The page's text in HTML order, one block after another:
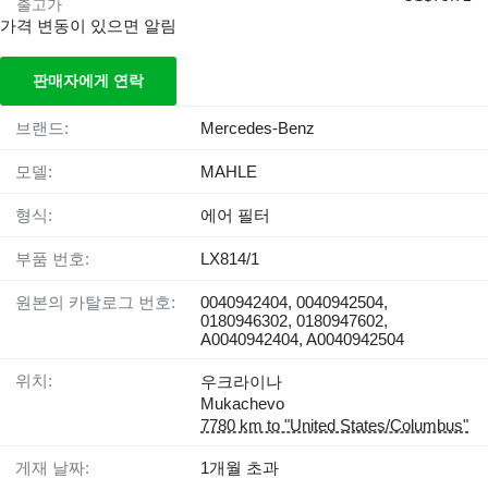
출고가
가격 변동이 있으면 알림
판매자에게 연락
브랜드: Mercedes-Benz
모델: MAHLE
형식: 에어 필터
부품 번호: LX814/1
원본의 카탈로그 번호:
0040942404, 0040942504,
0180946302, 0180947602,
A0040942404, A0040942504
위치:
우크라이나
Mukachevo
7780 km to "United States/Columbus"
게재 날짜: 1개월 초과